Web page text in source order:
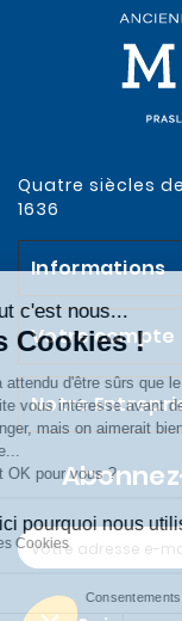
Quatre siècles
1636
Informations
Votre compte
Notre